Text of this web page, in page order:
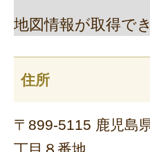
地図情報が取得で
住所
〒899-5115 鹿児島